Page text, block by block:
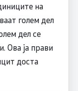
на
голем дел
дел се
Ова ја прави
доста